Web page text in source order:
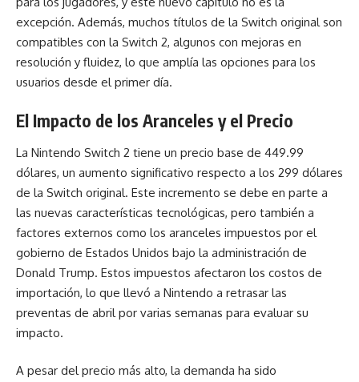
excepción. Además, muchos títulos de la Switch original son
compatibles con la Switch 2, algunos con mejoras en
resolución y fluidez, lo que amplía las opciones para los
usuarios desde el primer día.
El Impacto de los Aranceles y el Precio
La Nintendo Switch 2 tiene un precio base de 449.99
dólares, un aumento significativo respecto a los 299 dólares
de la Switch original. Este incremento se debe en parte a
las nuevas características tecnológicas, pero también a
factores externos como los aranceles impuestos por el
gobierno de Estados Unidos bajo la administración de
Donald Trump. Estos impuestos afectaron los costos de
importación, lo que llevó a Nintendo a retrasar las
preventas de abril por varias semanas para evaluar su
impacto.
A pesar del precio más alto, la demanda ha sido